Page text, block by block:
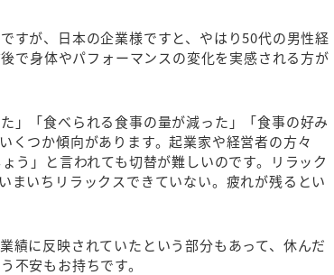
すが、日本の企業様ですと、やはり50代の男性経
で身体やパフォーマンスの変化を実感される方が
」「食べられる食事の量が減った」「食事の好み
くつか傾向があります。起業家や経営者の方々
う」と言われても切替が難しいのです。リラック
まいちリラックスできていない。疲れが残るとい
績に反映されていたという部分もあって、休んだ
不安もお持ちです。